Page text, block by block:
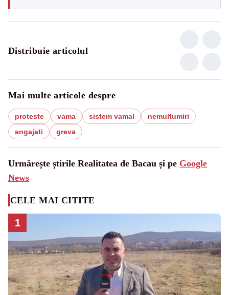
Distribuie articolul
Mai multe articole despre
proteste vama sistem vamal
nemultumiri
angajati
greva
Urmărește știrile Realitatea de Bacau și pe Google
News
CELE MAI CITITE
1